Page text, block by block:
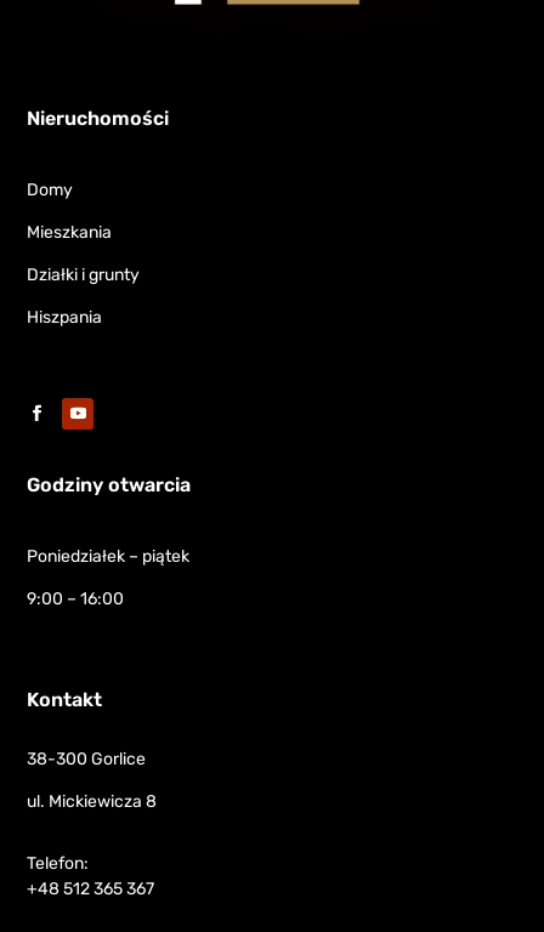
Nieruchomości
Domy
Mieszkania
Działki i grunty
Hiszpania
Godziny otwarcia
Poniedziałek – piątek
9:00 – 16:00
Kontakt
38-300 Gorlice
ul. Mickiewicza 8
Telefon:
+48 512 365 367